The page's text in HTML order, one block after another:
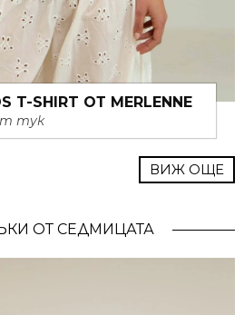
T-SHIRT ОТ MERLENNE
тук
ВИЖ ОЩЕ
ОТ СЕДМИЦАТА